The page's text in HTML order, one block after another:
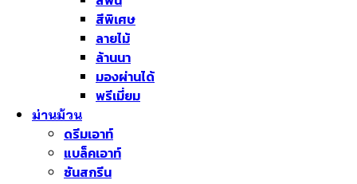
สีพิเศษ
ลายไม้
ล้านนา
มองผ่านได้
พรีเมี่ยม
ม่านม้วน
ดรีมเอาท์
แบล็คเอาท์
ซันสกรีน